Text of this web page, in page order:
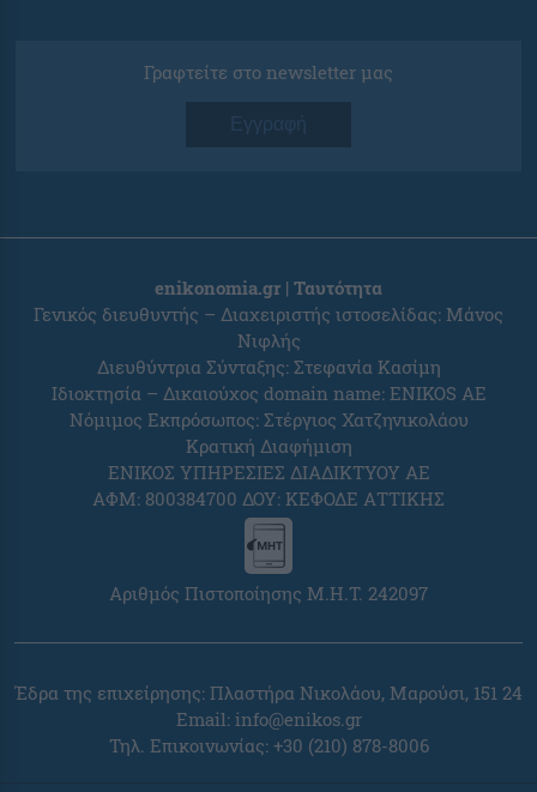
Γραφτείτε στο newsletter μας
Εγγραφή
enikonomia.gr | Ταυτότητα
Γενικός διευθυντής – Διαχειριστής ιστοσελίδας: Μάνος
Νιφλής
Διευθύντρια Σύνταξης: Στεφανία Κασίμη
Ιδιοκτησία – Δικαιούχος domain name: ENIKOS AE
Νόμιμος Εκπρόσωπος: Στέργιος Χατζηνικολάου
Κρατική Διαφήμιση
ΕΝΙΚΟΣ ΥΠΗΡΕΣΙΕΣ ΔΙΑΔΙΚΤΥΟΥ ΑΕ
ΑΦΜ: 800384700 ΔΟΥ: ΚΕΦΟΔΕ ΑΤΤΙΚΗΣ
Αριθμός Πιστοποίησης Μ.Η.Τ. 242097
Έδρα της επιχείρησης: Πλαστήρα Νικολάου, Μαρούσι, 151 24
Email: info@enikos.gr
Τηλ. Επικοινωνίας: +30 (210) 878-8006